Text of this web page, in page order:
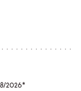
2026*